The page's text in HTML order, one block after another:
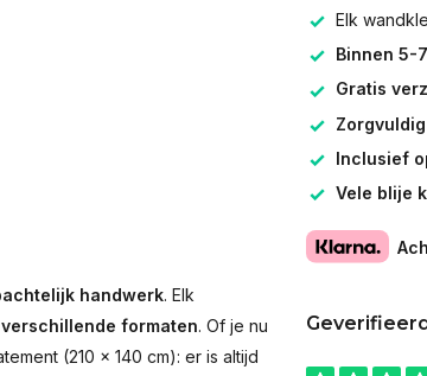
handwerk. Elk
formaten. Of je nu
(210 × 140 cm): er is altijd
Elk
Binnen 5-
Gratis
Inclusief
Vele blije